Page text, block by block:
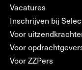
Vacatures
Inschrijven bij
Voor
Voor
Voor ZZPers